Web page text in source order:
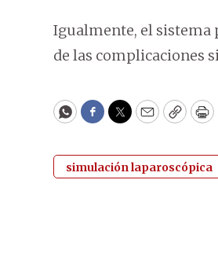
Igualmente, el sistema
de las complicaciones
WhatsApp
Facebook
Twitter
EmailCopy
simulación laparoscópica